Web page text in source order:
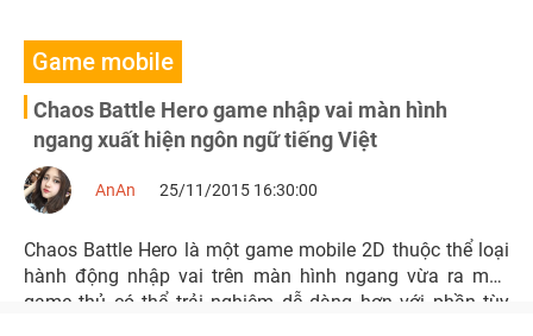
Game mobile
Chaos Battle Hero game nhập vai màn hình
ngang xuất hiện ngôn ngữ tiếng Việt
AnAn 25/11/2015 16:30:00
Chaos Battle Hero là một game mobile 2D thuộc thể loại
hành động nhập vai trên màn hình ngang vừa ra mắt,
game thủ có thể trải nghiệm dễ dàng hơn với phần tùy